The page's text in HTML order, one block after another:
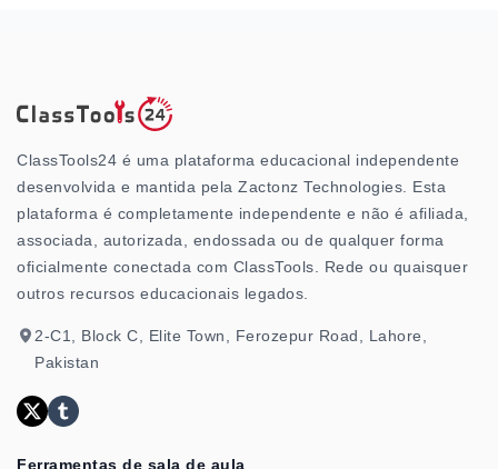
ClassTools24 é uma plataforma educacional independente
desenvolvida e mantida pela Zactonz Technologies. Esta
plataforma é completamente independente e não é afiliada,
associada, autorizada, endossada ou de qualquer forma
oficialmente conectada com ClassTools. Rede ou quaisquer
outros recursos educacionais legados.
2-C1, Block C, Elite Town, Ferozepur Road, Lahore,
Pakistan
Ferramentas de sala de aula